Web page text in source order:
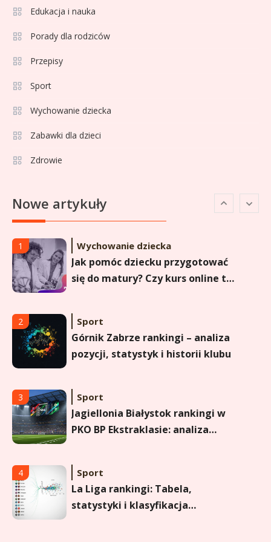
Edukacja i nauka
Porady dla rodziców
Przepisy
Sport
Wychowanie dziecka
Zabawki dla dzieci
Zdrowie
Nowe artykuły
4
La Liga rankingi: Tabela,
Lech Poznań rankingi: Analiza
pozycji w Ekstraklasie i
historyczne dane
1 Wychowanie dziecka
Jak pomóc dziecku przygotować
się do matury? Czy kurs online to
maturzysty?
2 Sport
Górnik Zabrze rankingi – analiza
pozycji, statystyk i historii klubu
3 Sport
Jagiellonia Białystok rankingi w
PKO BP Ekstraklasie: analiza
4 Sport
La Liga rankingi: Tabela,
statystyki i klasyfikacja